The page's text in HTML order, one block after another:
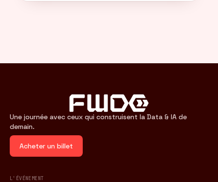
Une journée avec ceux qui construisent la Data & IA de
demain.
Acheter un billet
L'ÉVÉNEMENT